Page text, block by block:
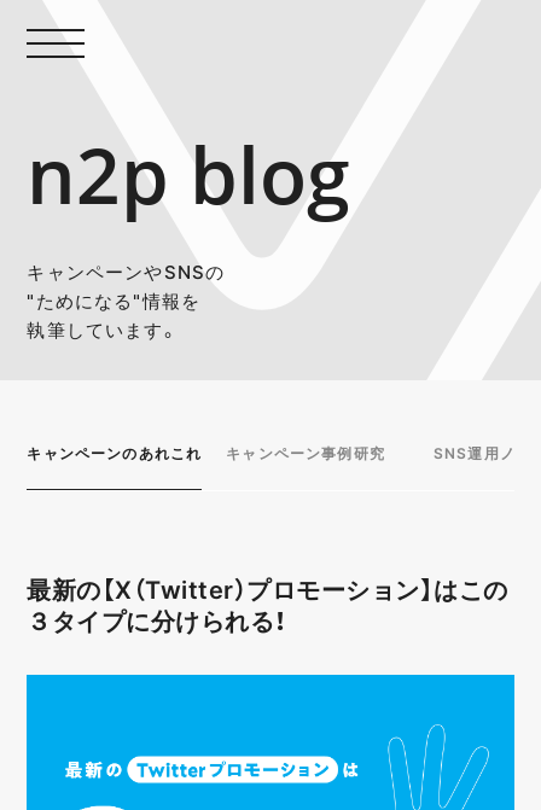
n2p blog
キャンペーンやSNSの
"ためになる"情報を
執筆しています。
キャンペーンのあれこれ キャンペーン事例研究 SNS運用ノウ
最新の【X（Twitter）プロモーション】はこの
３タイプに分けられる！